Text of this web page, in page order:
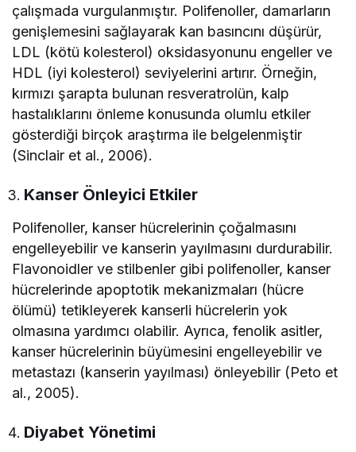
çalışmada vurgulanmıştır. Polifenoller, damarların
genişlemesini sağlayarak kan basıncını düşürür,
LDL (kötü kolesterol) oksidasyonunu engeller ve
HDL (iyi kolesterol) seviyelerini artırır. Örneğin,
kırmızı şarapta bulunan resveratrolün, kalp
hastalıklarını önleme konusunda olumlu etkiler
gösterdiği birçok araştırma ile belgelenmiştir
(Sinclair et al., 2006).
Kanser Önleyici Etkiler
Polifenoller, kanser hücrelerinin çoğalmasını
engelleyebilir ve kanserin yayılmasını durdurabilir.
Flavonoidler ve stilbenler gibi polifenoller, kanser
hücrelerinde apoptotik mekanizmaları (hücre
ölümü) tetikleyerek kanserli hücrelerin yok
olmasına yardımcı olabilir. Ayrıca, fenolik asitler,
kanser hücrelerinin büyümesini engelleyebilir ve
metastazı (kanserin yayılması) önleyebilir (Peto et
al., 2005).
Diyabet Yönetimi